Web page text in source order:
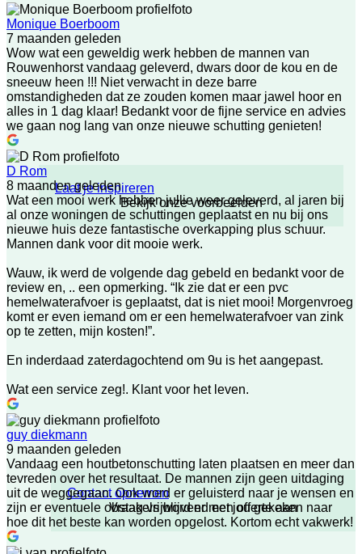
Laat je inspireren
Bekijk onze voorbeelden
Contact opnemen
Vraag vrijblijvend een offerte aan
Monique Boerboom
7 maanden geleden
Wow wat een geweldig werk hebben de mannen van
Rouwenhorst vandaag geleverd, dwars door de kou en de
sneeuw heen !!! Niet verwacht in deze barre
omstandigheden dat ze zouden komen maar jawel hoor en
alles in 1 dag klaar! Bedankt voor de fijne service en advies
we gaan nog lang van onze nieuwe schutting genieten!
D Rom
8 maanden geleden
Wat een mooi werk hebben jullie weer geleverd, al jaren bij
al onze woningen de schuttingen geplaatst en nu bij ons
nieuwe huis deze fantastische overkapping plus schuur.
Mannen dank voor dit mooie werk.
Wauw, ik werd de volgende dag gebeld en bedankt voor de
review en, .. een opmerking. “Ik zie dat er een pvc
hemelwaterafvoer is geplaatst, dat is niet mooi! Morgenvroeg
komt er even iemand om er een hemelwaterafvoer van zink
op te zetten, mijn kosten!”.
En inderdaad zaterdagochtend om 9u is het aangepast.
Wat een service zeg!. Klant voor het leven.
guy diekmann
9 maanden geleden
Vandaag een houtbetonschutting laten plaatsen en meer dan
tevreden over het resultaat. De mannen zijn geen uitdaging
uit de weggegaan. Ook word er geluisterd naar je wensen en
zijn er eventuele obstakels word er met jou gekeken naar
hoe dit het beste kan worden opgelost. Kortom echt vakwerk!